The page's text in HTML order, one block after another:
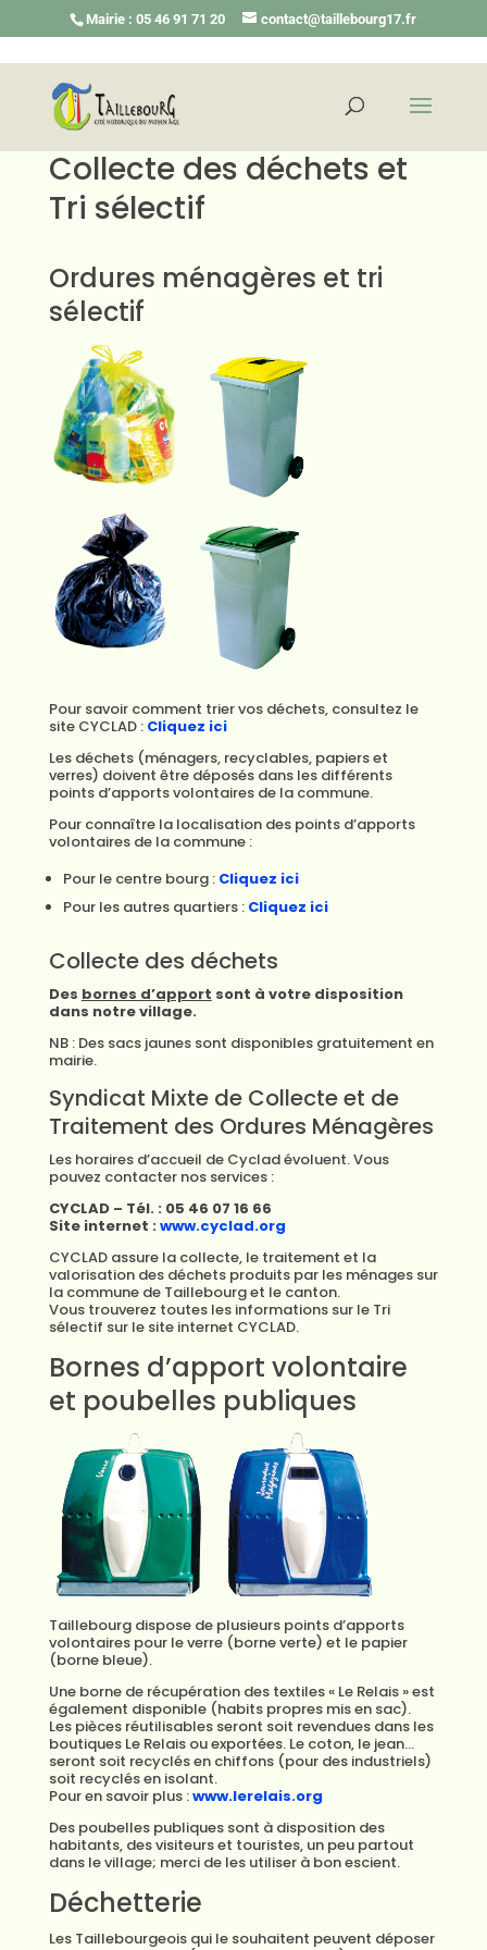
Mairie : 05 46 91 71 20 contact@taillebourg17.fr
Collecte des déchets et
Tri sélectif
Ordures ménagères et tri
sélectif
Pour savoir comment trier vos déchets, consultez le
site CYCLAD : Cliquez ici
Les déchets (ménagers, recyclables, papiers et
verres) doivent être déposés dans les différents
points d’apports volontaires de la commune.
Pour connaître la localisation des points d’apports
volontaires de la commune :
Pour le centre bourg : Cliquez ici
Pour les autres quartiers : Cliquez ici
Collecte des déchets
Des bornes d’apport sont à votre disposition
dans notre village.
NB : Des sacs jaunes sont disponibles gratuitement en
mairie.
Syndicat Mixte de Collecte et de
Traitement des Ordures Ménagères
Les horaires d’accueil de Cyclad évoluent. Vous
pouvez contacter nos services :
CYCLAD – Tél. : 05 46 07 16 66
Site internet :www.cyclad.org
CYCLAD assure la collecte, le traitement et la
valorisation des déchets produits par les ménages sur
la commune de Taillebourg et le canton.
Vous trouverez toutes les informations sur le Tri
sélectif sur le site internet CYCLAD.
Bornes d’apport volontaire
et poubelles publiques
Taillebourg dispose de plusieurs points d’apports
volontaires pour le verre (borne verte) et le papier
(borne bleue).
Une borne de récupération des textiles « Le Relais » est
également disponible (habits propres mis en sac).
Les pièces réutilisables seront soit revendues dans les
boutiques Le Relais ou exportées. Le coton, le jean…
seront soit recyclés en chiffons (pour des industriels)
soit recyclés en isolant.
Pour en savoir plus :www.lerelais.org
Des poubelles publiques sont à disposition des
habitants, des visiteurs et touristes, un peu partout
dans le village; merci de les utiliser à bon escient.
Déchetterie
Les Taillebourgeois qui le souhaitent peuvent déposer